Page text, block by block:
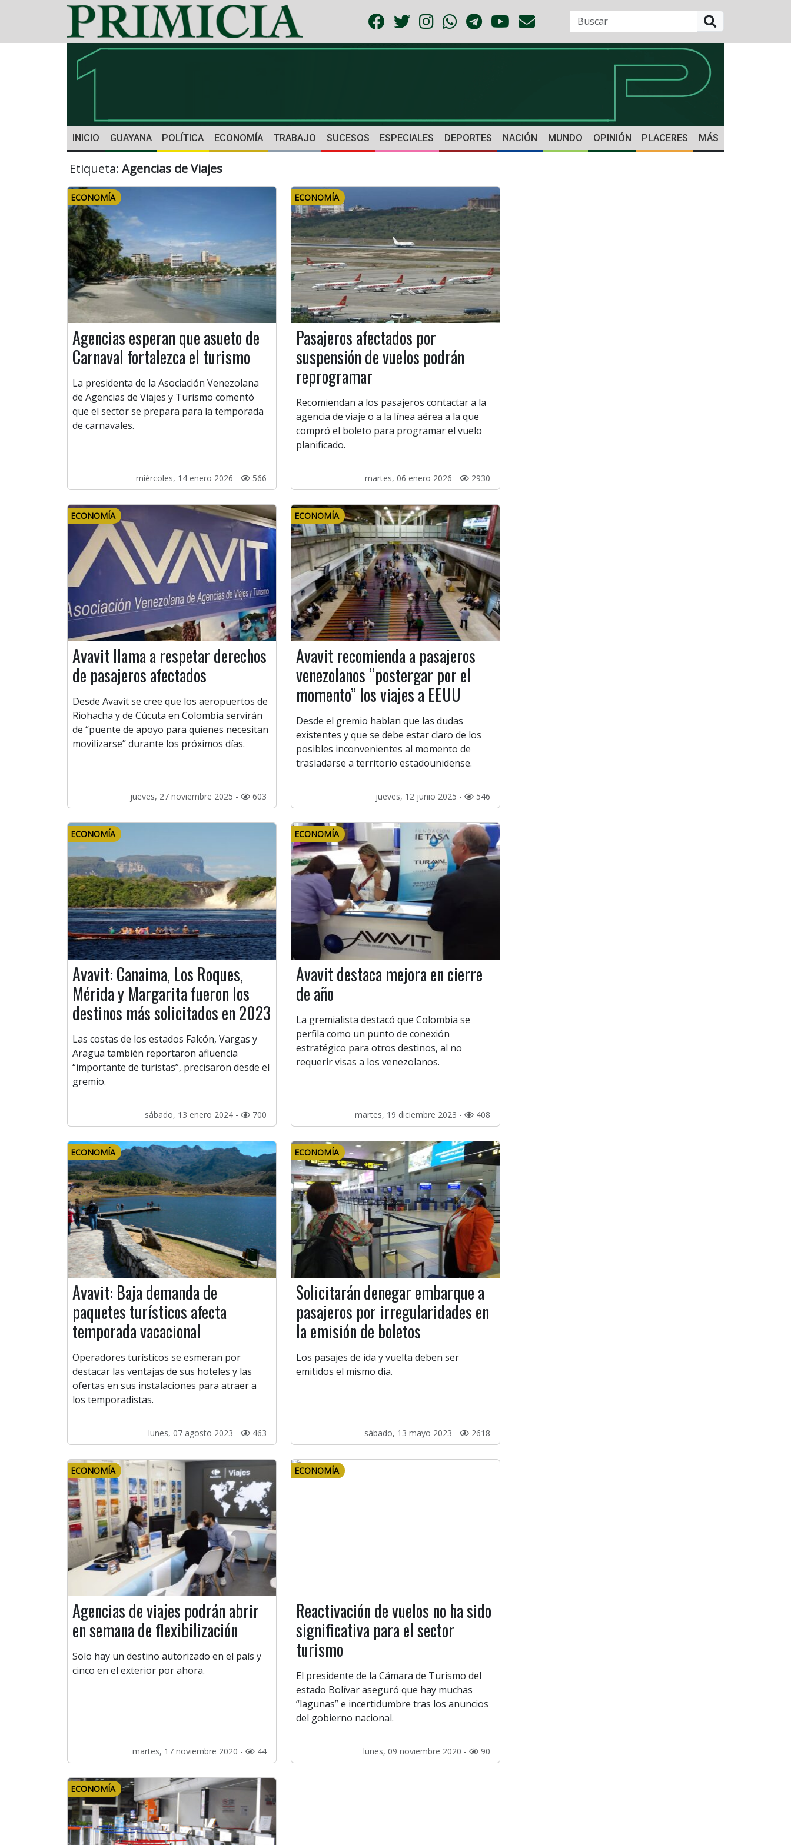
INICIO GUAYANA POLÍTICA ECONOMÍA TRABAJO SUCESOS ESPECIALES DEPORTES NACIÓN MUNDO OPINIÓN PLACERES MÁS
Etiqueta: Agencias de Viajes
ECONOMÍA
Agencias esperan que asueto de
Carnaval fortalezca el turismo
La presidenta de la Asociación Venezolana
de Agencias de Viajes y Turismo comentó
que el sector se prepara para la temporada
de carnavales.
miércoles, 14 enero 2026 - 566
ECONOMÍA
Pasajeros afectados por
suspensión de vuelos podrán
reprogramar
Recomiendan a los pasajeros contactar a la
agencia de viaje o a la línea aérea a la que
compró el boleto para programar el vuelo
planificado.
martes, 06 enero 2026 - 2930
ECONOMÍA
Avavit llama a respetar derechos
de pasajeros afectados
Desde Avavit se cree que los aeropuertos de
Riohacha y de Cúcuta en Colombia servirán
de “puente de apoyo para quienes necesitan
movilizarse” durante los próximos días.
jueves, 27 noviembre 2025 - 603
ECONOMÍA
Avavit recomienda a pasajeros
venezolanos “postergar por el
momento” los viajes a EEUU
Desde el gremio hablan que las dudas
existentes y que se debe estar claro de los
posibles inconvenientes al momento de
trasladarse a territorio estadounidense.
jueves, 12 junio 2025 - 546
ECONOMÍA
Avavit: Canaima, Los Roques,
Mérida y Margarita fueron los
destinos más solicitados en 2023
Las costas de los estados Falcón, Vargas y
Aragua también reportaron afluencia
“importante de turistas”, precisaron desde el
gremio.
sábado, 13 enero 2024 - 700
ECONOMÍA
Avavit destaca mejora en cierre
de año
La gremialista destacó que Colombia se
perfila como un punto de conexión
estratégico para otros destinos, al no
requerir visas a los venezolanos.
martes, 19 diciembre 2023 - 408
ECONOMÍA
Avavit: Baja demanda de
paquetes turísticos afecta
temporada vacacional
Operadores turísticos se esmeran por
destacar las ventajas de sus hoteles y las
ofertas en sus instalaciones para atraer a
los temporadistas.
lunes, 07 agosto 2023 - 463
ECONOMÍA
Solicitarán denegar embarque a
pasajeros por irregularidades en
la emisión de boletos
Los pasajes de ida y vuelta deben ser
emitidos el mismo día.
sábado, 13 mayo 2023 - 2618
ECONOMÍA
Agencias de viajes podrán abrir
en semana de flexibilización
Solo hay un destino autorizado en el país y
cinco en el exterior por ahora.
martes, 17 noviembre 2020 - 44
ECONOMÍA
Reactivación de vuelos no ha sido
significativa para el sector
turismo
El presidente de la Cámara de Turismo del
estado Bolívar aseguró que hay muchas
“lagunas” e incertidumbre tras los anuncios
del gobierno nacional.
lunes, 09 noviembre 2020 - 90
ECONOMÍA